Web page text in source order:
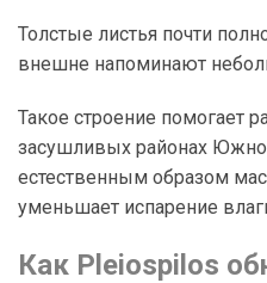
Толстые листья почти
внешне напоминают
Такое строение помогает
засушливых районах
естественным образом
уменьшает испарение
Как Pleiospilos